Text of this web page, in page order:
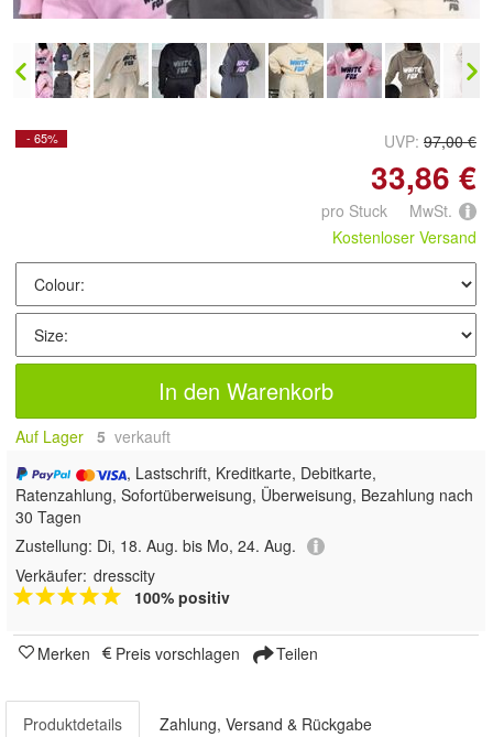
- 65% UVP: 97,00 €
33,86 €
pro Stuck MwSt.
Kostenloser Versand
In den Warenkorb
Auf Lager 5 verkauft
, Lastschrift, Kreditkarte, Debitkarte,
Ratenzahlung, Sofortüberweisung, Überweisung, Bezahlung nach
30 Tagen
Zustellung: Di, 18. Aug. bis Mo, 24. Aug.
Verkäufer: dresscity
100% positiv
Merken Preis vorschlagen Teilen
Produktdetails Zahlung, Versand & Rückgabe